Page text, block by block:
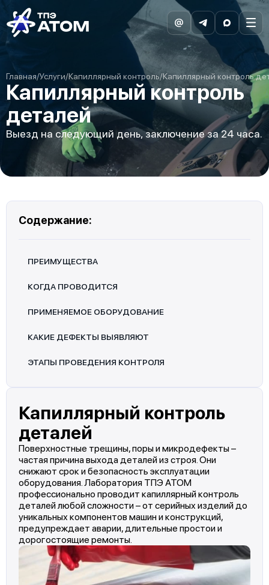
Главная/Услуги/Капиллярный контроль/Капиллярный контроль
Капиллярный контроль
деталей
Выезд на следующий день, заключение за 24 часа.
Содержание:
ПРЕИМУЩЕСТВА
КОГДА ПРОВОДИТСЯ
ПРИМЕНЯЕМОЕ ОБОРУДОВАНИЕ
КАКИЕ ДЕФЕКТЫ ВЫЯВЛЯЮТ
ЭТАПЫ ПРОВЕДЕНИЯ КОНТРОЛЯ
Капиллярный контроль
деталей
Поверхностные трещины, поры и микродефекты –
частая причина выхода деталей из строя. Они
снижают срок и безопасность эксплуатации
оборудования. Лаборатория ТПЭ АТОМ
профессионально проводит капиллярный контроль
деталей любой сложности – от серийных изделий до
уникальных компонентов машин и конструкций,
предупреждает аварии, длительные простои и
дорогостоящие ремонты.